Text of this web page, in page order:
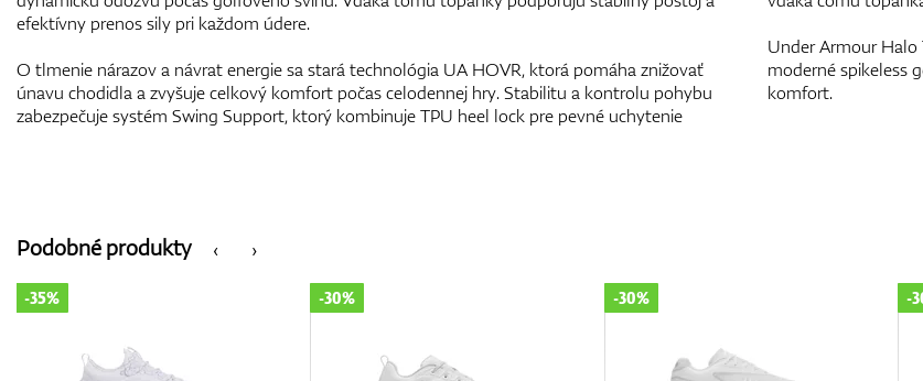
efektívny prenos sily pri každom údere.
O tlmenie nárazov a návrat energie sa stará technológia UA HOVR, ktorá pomáha znižovať
únavu chodidla a zvyšuje celkový komfort počas celodennej hry. Stabilitu a kontrolu pohybu
zabezpečuje systém Swing Support, ktorý kombinuje TPU heel lock pre pevné uchytenie
Under Armour
moderné spikeless
komfort.
‹
Podobné produkty ›
-30% -30% -30% -